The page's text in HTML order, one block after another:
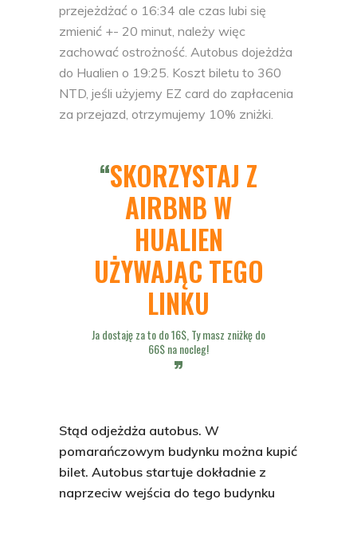
przejeżdżać o 16:34 ale czas lubi się
zmienić +- 20 minut, należy więc
zachować ostrożność. Autobus dojeżdża
do Hualien o 19:25. Koszt biletu to 360
NTD, jeśli użyjemy EZ card do zapłacenia
za przejazd, otrzymujemy 10% zniżki.
SKORZYSTAJ Z
AIRBNB W
HUALIEN
UŻYWAJĄC TEGO
LINKU
Ja dostaję za to do 16$, Ty masz zniżkę do
66$ na nocleg!
Stąd odjeżdża autobus. W
pomarańczowym budynku można kupić
bilet. Autobus startuje dokładnie z
naprzeciw wejścia do tego budynku